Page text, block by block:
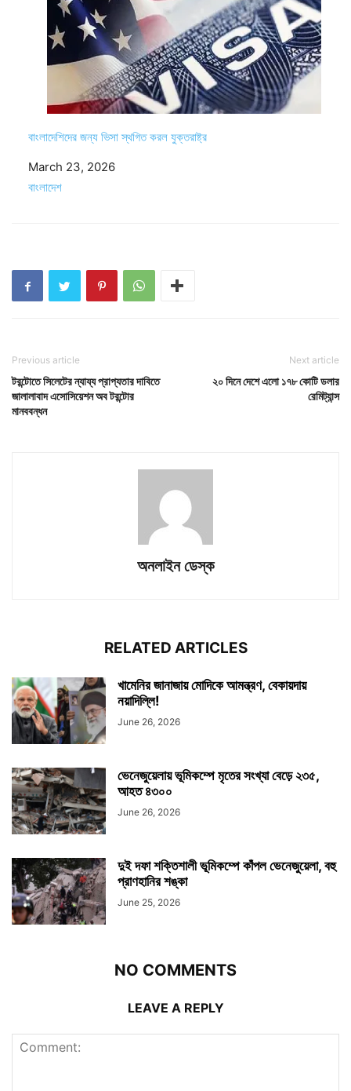
বাংলাদে‌শিদের জন্য ভিসা স্থগিত করল যুক্তরাষ্ট্র
Date
March 23, 2026
In relation to
বাংলাদেশ
Previous article
টরন্টোতে সিলেটের ন্যায্য প্রাপ্যতার দাবিতে
জালালাবাদ এসোসিয়েশন অব টরন্টোর
মানববন্ধন
Next article
২০ দিনে দেশে এলো ১৭৮ কোটি ডলার
রেমিট্যান্স
অনলাইন ডেস্ক
RELATED ARTICLES
খামেনির জানাজায় মোদিকে আমন্ত্রণ, বেকায়দায়
নয়াদিল্লি!
June 26, 2026
ভেনেজুয়েলায় ভূমিকম্পে মৃতের সংখ্যা বেড়ে ২৩৫,
আহত ৪৩০০
June 26, 2026
দুই দফা শক্তিশালী ভূমিকম্পে কাঁপল ভেনেজুয়েলা, বহু
প্রাণহানির শঙ্কা
June 25, 2026
NO COMMENTS
LEAVE A REPLY